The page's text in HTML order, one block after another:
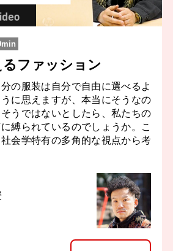
ファッション
の服装は自分で自由に選べるよ
に思えますが、本当にそうなの
うではないとしたら、私たちの
縛られているのでしょうか。こ
会学特有の多角的な視点から考